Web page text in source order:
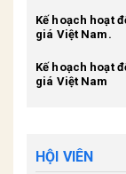
Kế hoạch hoạt động
giá Việt Nam.
Kế hoạch hoạt
giá Việt Nam
HỘI VIÊN